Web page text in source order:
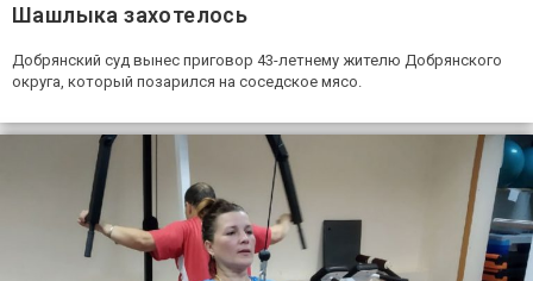
Шашлыка захотелось
Добрянский суд вынес приговор 43-летнему жителю Добрянского
округа, который позарился на соседское мясо.